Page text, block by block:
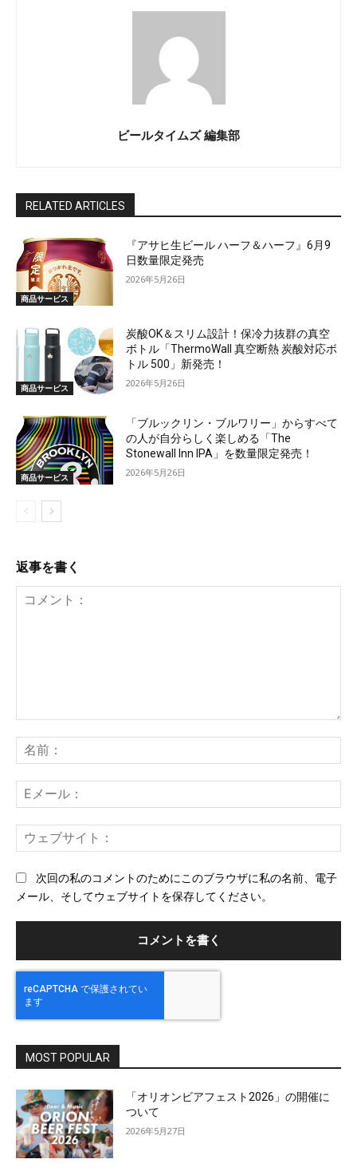
ビールタイムズ 編集部
RELATED ARTICLES
商品サービス
『アサヒ生ビール ハーフ＆ハーフ』6月9
日数量限定発売
2026年5月26日
商品サービス
炭酸OK＆スリム設計！保冷力抜群の真空
ボトル「ThermoWall 真空断熱 炭酸対応ボ
トル 500」新発売！
2026年5月26日
商品サービス
「ブルックリン・ブルワリー」からすべて
の人が自分らしく楽しめる「The
Stonewall Inn IPA」を数量限定発売！
2026年5月26日
返事を書く
ン
ト：
前
メ
ー
ェ
次回の私のコメントのためにこのブラウザに私の名前、電子
メール、そしてウェブサイトを保存してください。
MOST POPULAR
「オリオンビアフェスト2026」の開催に
ついて
2026年5月27日